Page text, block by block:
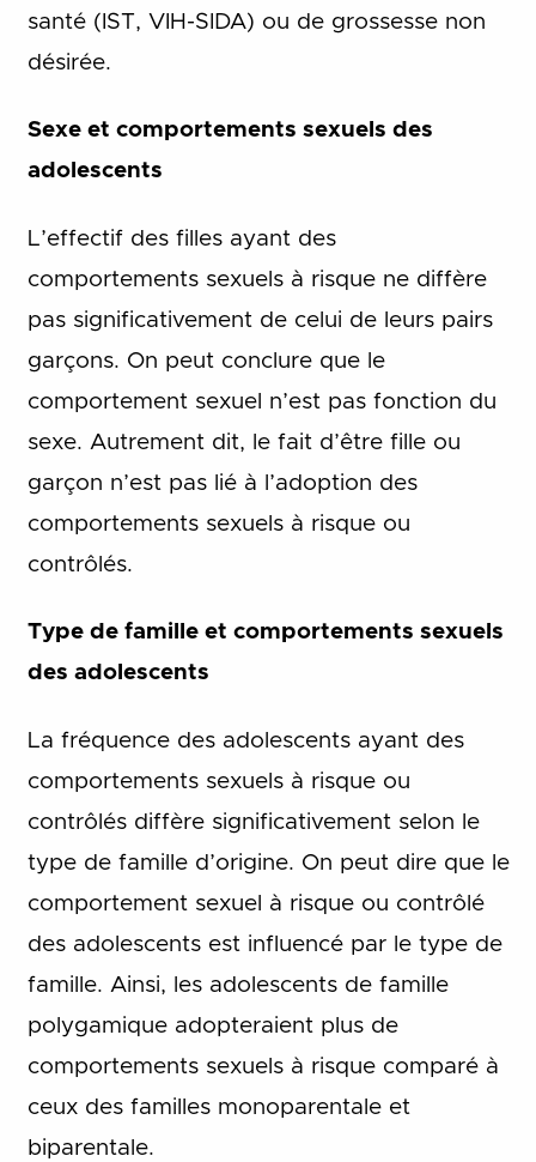
santé (IST, VIH-SIDA) ou de grossesse non
désirée.
Sexe et comportements sexuels des
adolescents
L’effectif des filles ayant des
comportements sexuels à risque ne diffère
pas significativement de celui de leurs pairs
garçons. On peut conclure que le
comportement sexuel n’est pas fonction du
sexe. Autrement dit, le fait d’être fille ou
garçon n’est pas lié à l’adoption des
comportements sexuels à risque ou
contrôlés.
Type de famille et comportements sexuels
des adolescents
La fréquence des adolescents ayant des
comportements sexuels à risque ou
contrôlés diffère significativement selon le
type de famille d’origine. On peut dire que le
comportement sexuel à risque ou contrôlé
des adolescents est influencé par le type de
famille. Ainsi, les adolescents de famille
polygamique adopteraient plus de
comportements sexuels à risque comparé à
ceux des familles monoparentale et
biparentale.